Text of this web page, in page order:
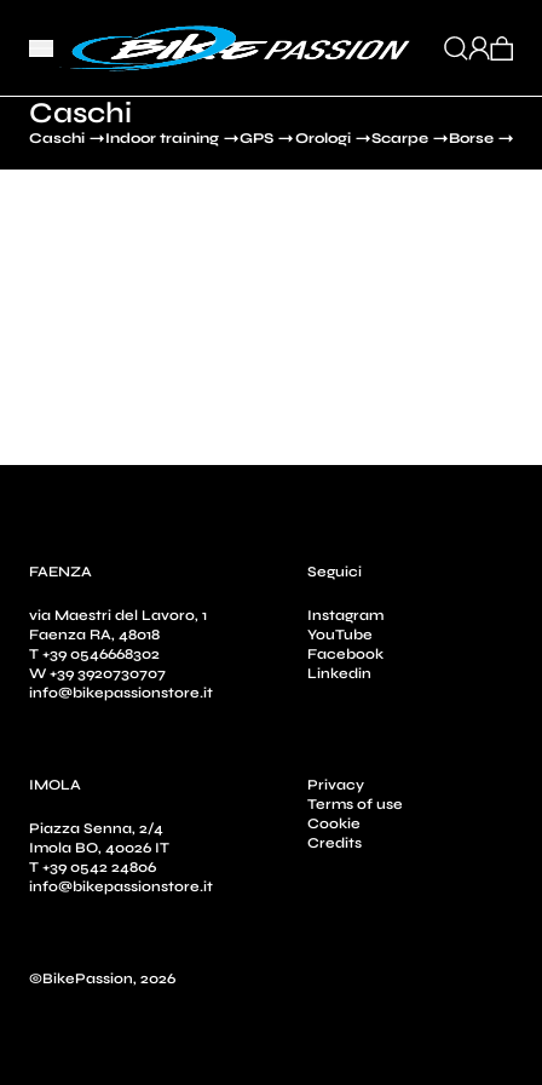
Caschi
Caschi Indoor training GPS Orologi Scarpe Borse
FAENZA
via Maestri del Lavoro, 1
Faenza RA, 48018
T +39 0546668302
W +39 3920730707
info@bikepassionstore.it
IMOLA
Piazza Senna, 2/4
Imola BO, 40026 IT
T +39 0542 24806
info@bikepassionstore.it
Seguici
Instagram
YouTube
Facebook
Linkedin
Privacy
Terms of use
Cookie
Credits
©BikePassion, 2026